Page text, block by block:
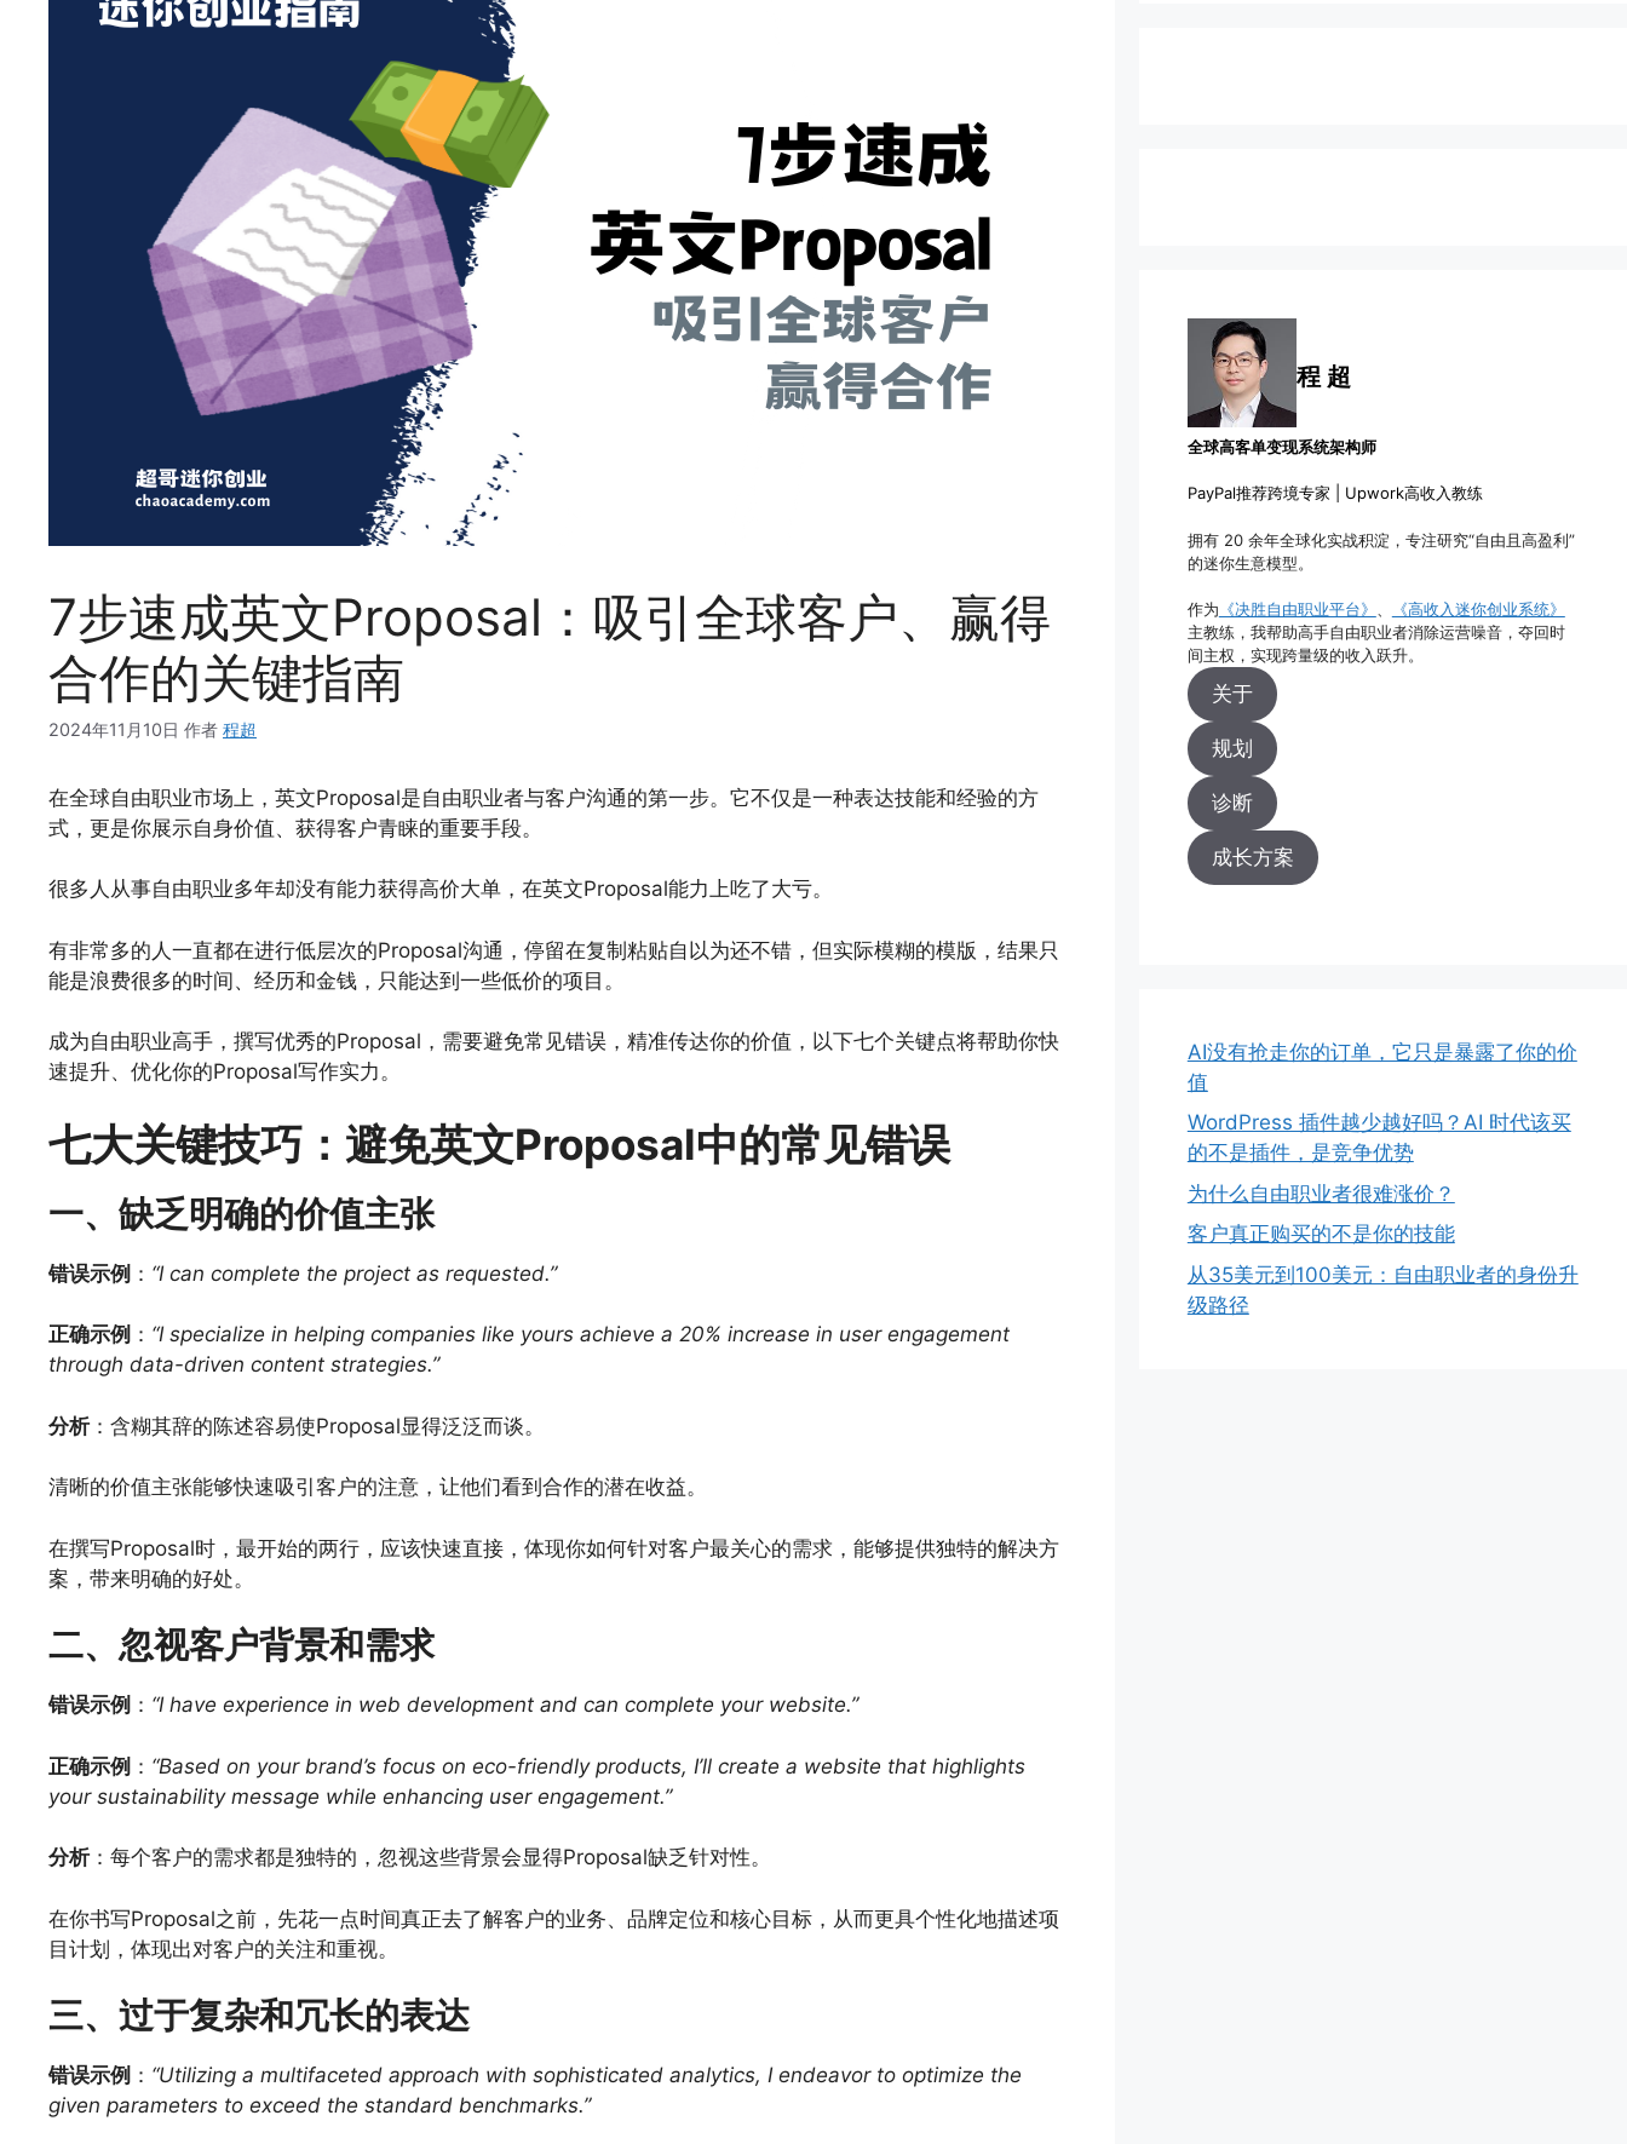
7步速成英文Proposal：吸引全球客户、赢得
合作的关键指南
2024年11月10日 作者 程超
在全球自由职业市场上，英文Proposal是自由职业者与客户沟通的第一步。它不仅是一种表达技能和经验的方
式，更是你展示自身价值、获得客户青睐的重要手段。
很多人从事自由职业多年却没有能力获得高价大单，在英文Proposal能力上吃了大亏。
有非常多的人一直都在进行低层次的Proposal沟通，停留在复制粘贴自以为还不错，但实际模糊的模版，结果只
能是浪费很多的时间、经历和金钱，只能达到一些低价的项目。
成为自由职业高手，撰写优秀的Proposal，需要避免常见错误，精准传达你的价值，以下七个关键点将帮助你快
速提升、优化你的Proposal写作实力。
七大关键技巧：避免英文Proposal中的常见错误
一、缺乏明确的价值主张
错误示例 ： “I can complete the project as requested.”
正确示例 ： “I specialize in helping companies like yours achieve a 20% increase in user engagement
through data-driven content strategies.”
分析：含糊其辞的陈述容易使Proposal显得泛泛而谈。
清晰的价值主张能够快速吸引客户的注意，让他们看到合作的潜在收益。
在撰写Proposal时，最开始的两行，应该快速直接，体现你如何针对客户最关心的需求，能够提供独特的解决方
案，带来明确的好处。
二、忽视客户背景和需求
错误示例 ： “I have experience in web development and can complete your website.”
正确示例 ： “Based on your brand’s focus on eco-friendly products, I’ll create a website that highlights
your sustainability message while enhancing user engagement.”
分析：每个客户的需求都是独特的，忽视这些背景会显得Proposal缺乏针对性。
在你书写Proposal之前，先花一点时间真正去了解客户的业务、品牌定位和核心目标，从而更具个性化地描述项
目计划，体现出对客户的关注和重视。
三、过于复杂和冗长的表达
错误示例 ： “Utilizing a multifaceted approach with sophisticated analytics, I endeavor to optimize the
given parameters to exceed the standard benchmarks.”
程 超
全球高客单变现系统架构师
PayPal推荐跨境专家 | Upwork高收入教练
拥有 20 余年全球化实战积淀，专注研究“自由且高盈利”
的迷你生意模型。
作为 《决胜自由职业平台》
《高收入迷你创业系统》
主教练，我帮助高手自由职业者消除运营噪音，夺回时
间主权，实现跨量级的收入跃升。
关于
规划
诊断
成长方案
AI没有抢走你的订单，它只是暴露了你的价
值
WordPress 插件越少越好吗？AI 时代该买
的不是插件，是竞争优势
为什么自由职业者很难涨价？
客户真正购买的不是你的技能
从35美元到100美元：自由职业者的身份升
级路径